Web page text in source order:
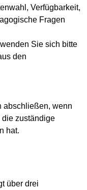
Verfügbarkeit,
Fragen
Sie sich bitte
den
abschließen, wenn
zuständige
hat.
über drei